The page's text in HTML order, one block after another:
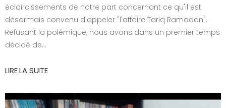
éclaircissements de notre part concernant ce qu'il est
désormais convenu d'appeler "l'affaire Tariq Ramadan".
Refusant la polémique, nous avons dans un premier temps
décidé de...
LIRE LA SUITE